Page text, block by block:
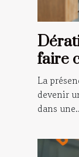
faire
La
devenir
dans